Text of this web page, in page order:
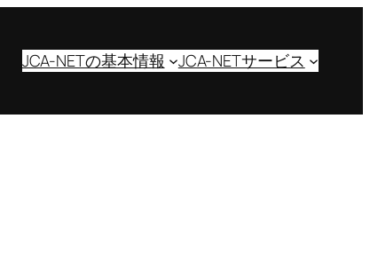
JCA-NETの基本情報 JCA-NETサービス